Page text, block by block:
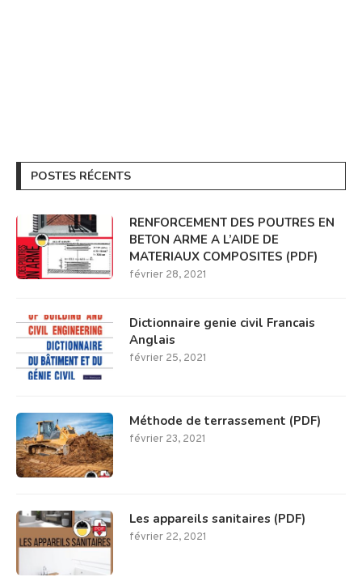
POSTES RÉCENTS
RENFORCEMENT DES POUTRES EN
BETON ARME A L’AIDE DE
MATERIAUX COMPOSITES (PDF)
février 28, 2021
Dictionnaire genie civil Francais
Anglais
février 25, 2021
Méthode de terrassement (PDF)
février 23, 2021
Les appareils sanitaires (PDF)
février 22, 2021